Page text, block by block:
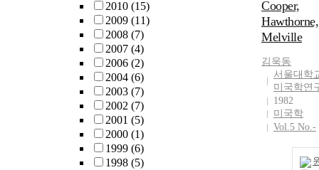
2010 (15)
2009 (11)
2008 (7)
2007 (4)
2006 (2)
2004 (6)
2003 (7)
2002 (7)
2001 (5)
2000 (1)
1999 (6)
1998 (5)
(40 초), LED
초), 플라스마
크 (6 초), 플
마 아크 (3 초)
서로 낮았다.
짓트 레진의
는 유출 단량
양을 유의하
소시켰다
(p<0.05). 플
마 아크 중합
할로겐 중합
Cooper,
Hawthorne,
Melville
김욱동
서울대학
미국학연
1982
미국학
Vol.5 No.-